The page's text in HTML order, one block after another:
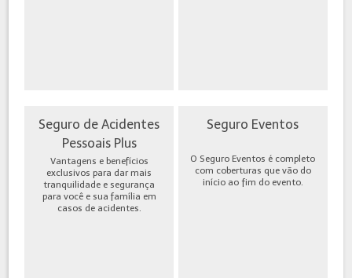
Seguro de Acidentes
Pessoais Plus
Vantagens e benefícios
exclusivos para dar mais
tranquilidade e segurança
para você e sua família em
casos de acidentes.
Seguro Eventos
O Seguro Eventos é completo
com coberturas que vão do
início ao fim do evento.